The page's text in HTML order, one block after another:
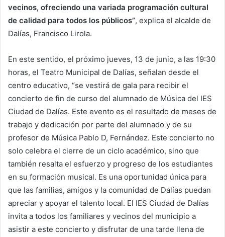
vecinos, ofreciendo una variada programación cultural
de calidad para todos los públicos”, explica el alcalde de
Dalías, Francisco Lirola.
En este sentido, el próximo jueves, 13 de junio, a las 19:30
horas, el Teatro Municipal de Dalías, señalan desde el
centro educativo, “se vestirá de gala para recibir el
concierto de fin de curso del alumnado de Música del IES
Ciudad de Dalías. Este evento es el resultado de meses de
trabajo y dedicación por parte del alumnado y de su
profesor de Música Pablo D, Fernández. Este concierto no
solo celebra el cierre de un ciclo académico, sino que
también resalta el esfuerzo y progreso de los estudiantes
en su formación musical. Es una oportunidad única para
que las familias, amigos y la comunidad de Dalías puedan
apreciar y apoyar el talento local. El IES Ciudad de Dalías
invita a todos los familiares y vecinos del municipio a
asistir a este concierto y disfrutar de una tarde llena de